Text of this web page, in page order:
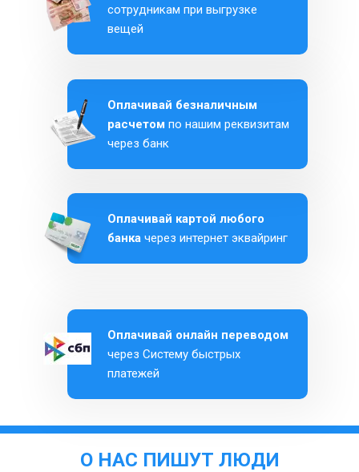
Оплачивай онлайн переводом
через Систему быстрых
платежей
Оплачивай картой любого
банка через интернет эквайринг
Оплачивай безналичным
расчетом по нашим реквизитам
через банк
сотрудникам при выгрузке
вещей
О НАС ПИШУТ ЛЮДИ